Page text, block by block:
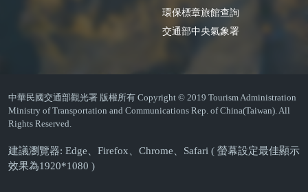
環保標章旅館查詢
交通部中央氣象署
中華民國交通部觀光署 版權所有 Copyright © 2019 Tourism Administration
Ministry of Transportation and Communications Rep. of China(Taiwan). All
Rights Reserved.
建議瀏覽器: Edge、Firefox、Chrome、Safari ( 螢幕設定最佳顯示
效果為1920*1080 )